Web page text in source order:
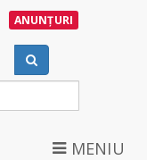
ANUNȚURI
MENIU